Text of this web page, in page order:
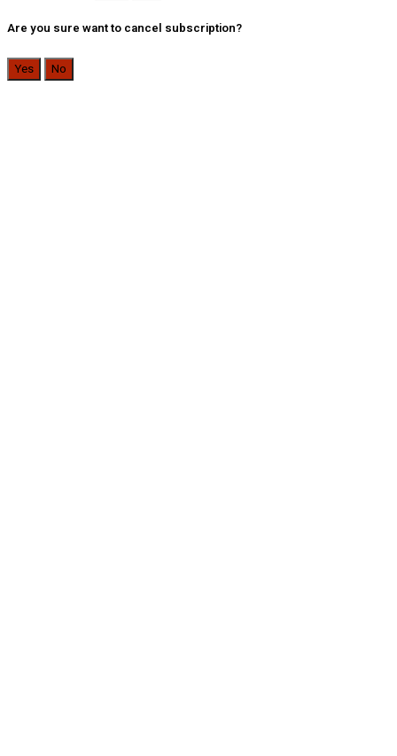
Are you sure want to cancel subscription?
Yes No